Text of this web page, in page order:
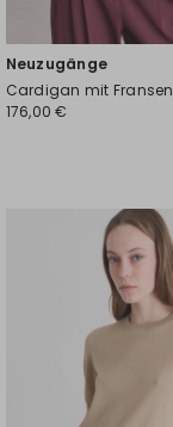
Neuzugänge
Cardigan mit Fransen
176,00 €